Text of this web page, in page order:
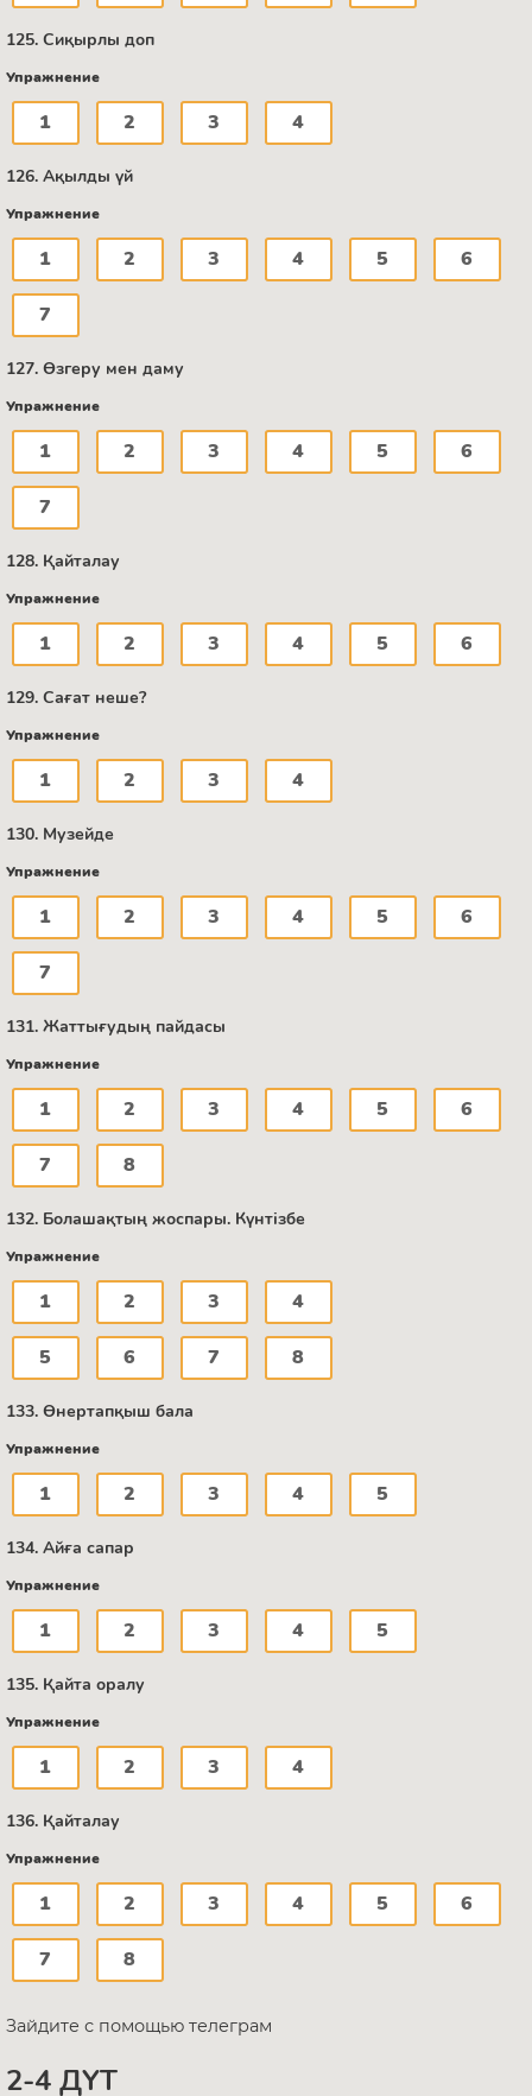
125. Сиқырлы доп
Упражнение
1 2 3 4
126. Ақылды үй
Упражнение
1 2 3 4 5 6
7
127. Өзгеру мен даму
Упражнение
1 2 3 4 5 6
7
128. Қайталау
Упражнение
1 2 3 4 5 6
129. Сағат неше?
Упражнение
1 2 3 4
130. Музейде
Упражнение
1 2 3 4 5 6
7
131. Жаттығудың пайдасы
Упражнение
1 2 3 4 5 6
7 8
132. Болашақтың жоспары. Күнтізбе
Упражнение
1 2 3 4
5 6 7 8
133. Өнертапқыш бала
Упражнение
1 2 3 4 5
134. Айға сапар
Упражнение
1 2 3 4 5
135. Қайта оралу
Упражнение
1 2 3 4
136. Қайталау
Упражнение
1 2 3 4 5 6
7 8
Зайдите с помощью телеграм
2-4 ДҮТ